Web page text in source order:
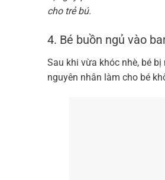
cho trẻ bú.
4. Bé buồn ngủ vào
Sau khi vừa khóc nhè, bé
nguyên nhân làm cho bé